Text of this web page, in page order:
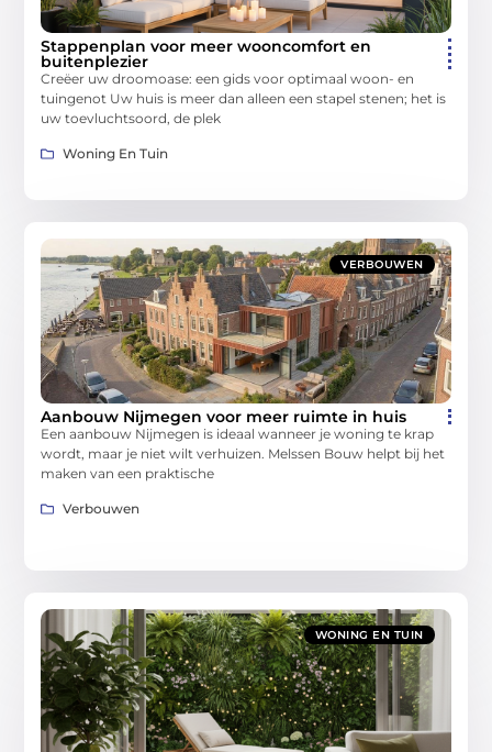
Stappenplan voor meer wooncomfort en
buitenplezier
Creëer uw droomoase: een gids voor optimaal woon- en
tuingenot Uw huis is meer dan alleen een stapel stenen; het is
uw toevluchtsoord, de plek
Woning En Tuin
VERBOUWEN
Aanbouw Nijmegen voor meer ruimte in huis
Een aanbouw Nijmegen is ideaal wanneer je woning te krap
wordt, maar je niet wilt verhuizen. Melssen Bouw helpt bij het
maken van een praktische
Verbouwen
WONING EN TUIN